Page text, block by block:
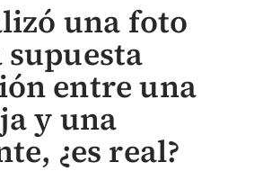
una foto
supuesta
entre una
y una
¿es real?